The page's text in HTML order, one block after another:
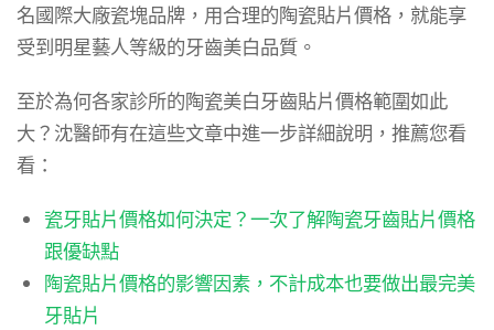
名國際大廠瓷塊品牌，用合理的陶瓷貼片價格，就能享
受到明星藝人等級的牙齒美白品質。
至於為何各家診所的陶瓷美白牙齒貼片價格範圍如此
大？沈醫師有在這些文章中進一步詳細說明，推薦您看
看：
瓷牙貼片價格如何決定？一次了解陶瓷牙齒貼片價格
跟優缺點
陶瓷貼片價格的影響因素，不計成本也要做出最完美
牙貼片